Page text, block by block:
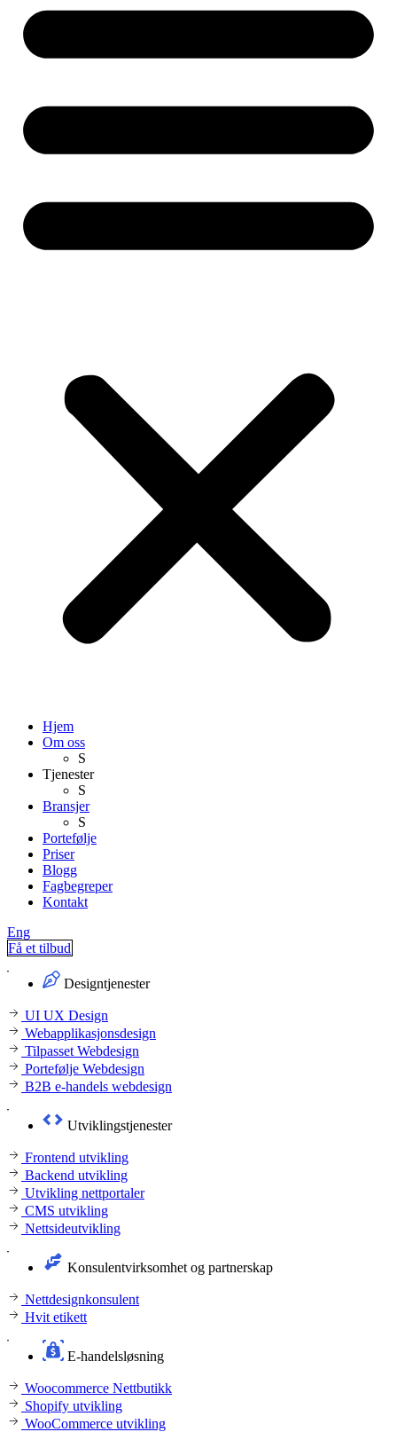
Hjem
Om oss
S
Tjenester
S
Bransjer
S
Portefølje
Priser
Blogg
Fagbegreper
Kontakt
Eng
Få et tilbud
Designtjenester
UI UX Design
Webapplikasjonsdesign
Tilpasset Webdesign
Portefølje Webdesign
B2B e-handels webdesign
Utviklingstjenester
Frontend utvikling
Backend utvikling
Utvikling nettportaler
CMS utvikling
Nettsideutvikling
Konsulentvirksomhet og partnerskap
Nettdesignkonsulent
Hvit etikett
E-handelsløsning
Woocommerce Nettbutikk
Shopify utvikling
WooCommerce utvikling